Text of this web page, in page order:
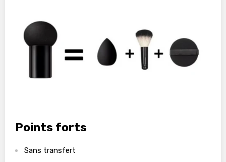
Points forts
Sans transfert